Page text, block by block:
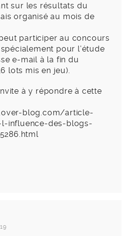
sur les résultats du
organisé au mois de
participer au concours
pour l’étude
e-mail à la fin du
lots mis en jeu).
à y répondre à cette
blog.com/article-
influence-des-blogs-